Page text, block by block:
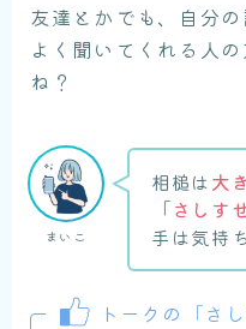
友達とかでも、自分
よく聞いてくれる人
ね？
まいこ
相槌は大
「さしす
手は気持
トークの「さ